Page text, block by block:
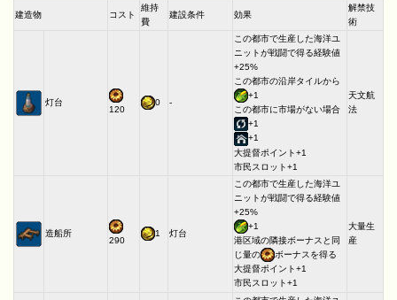
建造物 コスト
維持
費
建設条件 効果
解禁技
術
灯台
120
0 -
この都市で生産した海洋ユ
ニットが戦闘で得る経験値
+25%
この都市の沿岸タイルから
+1
この都市に市場がない場合
+1
+1
大提督ポイント+1
市民スロット+1
天文航
法
造船所
290
1 灯台
この都市で生産した海洋ユ
ニットが戦闘で得る経験値
+25%
+1
港区域の隣接ボーナスと同
じ量の
ボーナスを得る
大提督ポイント+1
市民スロット+1
大量生
産